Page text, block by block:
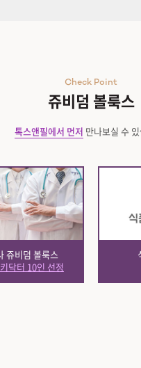
Check Point
쥬비덤 볼룩스
톡스앤필에서 먼저 만나보실 수
쥬비덤 볼룩스
닥터 10인 선정